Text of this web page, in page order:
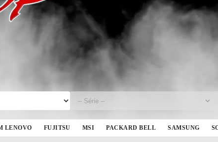
LENOVO FUJITSU MSI PACKARD BELL SAMSUNG